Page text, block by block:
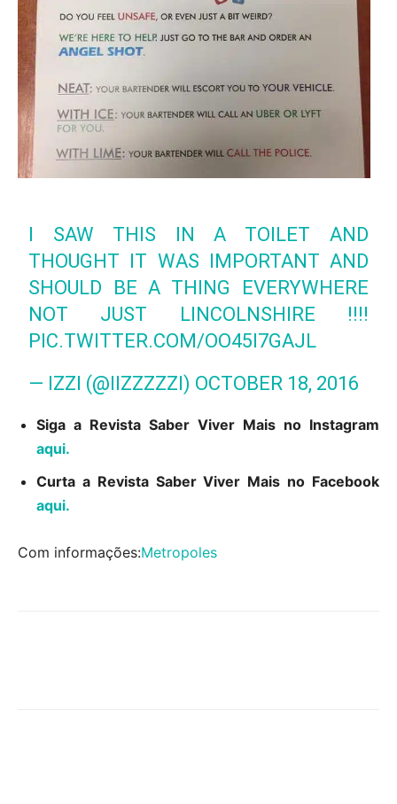
I SAW THIS IN A TOILET AND
THOUGHT IT WAS IMPORTANT AND
SHOULD BE A THING EVERYWHERE
NOT JUST LINCOLNSHIRE !!!!
PIC.TWITTER.COM/OO45I7GAJL
— IZZI (@IIZZZZZI) OCTOBER 18, 2016
Siga a Revista Saber Viver Mais no Instagram
aqui.
Curta a Revista Saber Viver Mais no Facebook
aqui.
Com informações:Metropoles